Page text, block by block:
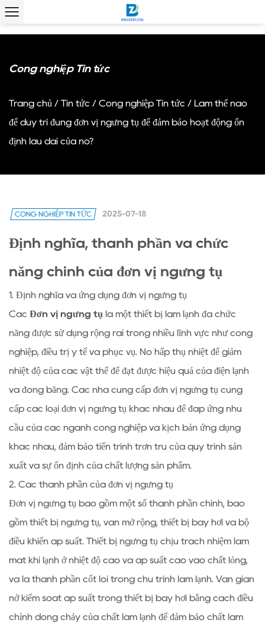
Công nghiệp Tin tức
Trang chủ / Tin tức / Công nghiệp Tin tức / Làm thế nào
để duy trì đúng đơn vị ngưng tụ để đảm bảo hoạt động ổn
định lâu dài của nó?
CÔNG NGHIỆP TIN TỨC 2025-07-18
Định nghĩa, thành phần và chức
năng chính của đơn vị ngưng tụ
1. Định nghĩa và ứng dụng đơn vị ngưng tụ
Các Đơn vị ngưng tụ là một thiết bị làm lạnh đa chức
năng được sử dụng rộng rãi trong nhiều lĩnh vực như công
nghiệp, điều trị y tế và phục vụ. Nó hấp thụ nhiệt để giảm
nhiệt độ của các vật thể để đạt được hiệu quả của điện lạnh
và đóng băng. Các nhà cung cấp đơn vị ngưng tụ cung
cấp các loại đơn vị ngưng tụ khác nhau để đáp ứng nhu
cầu của các ngành công nghiệp và kịch bản ứng dụng
khác nhau, đảm bảo tiến trình trơn tru của quy trình sản
xuất và sự ổn định của chất lượng sản phẩm.
2. Các thành phần của đơn vị ngưng tụ
Đơn vị ngưng tụ bao gồm một số thành phần chính, bao
gồm thiết bị ngưng tụ, van mở rộng, thiết bị bay hơi và bộ
điều khiển áp suất. Thiết bị ngưng tụ chịu trách nhiệm làm
mát khí lạnh ở nhiệt độ cao và áp suất cao vào chất lỏng,
và là thành phần cốt lõi trong chu trình làm lạnh. Van giãn
nở kiểm soát áp suất trong thiết bị bay hơi bằng cách điều
chỉnh dòng chảy của chất làm lạnh để đảm bảo chất làm